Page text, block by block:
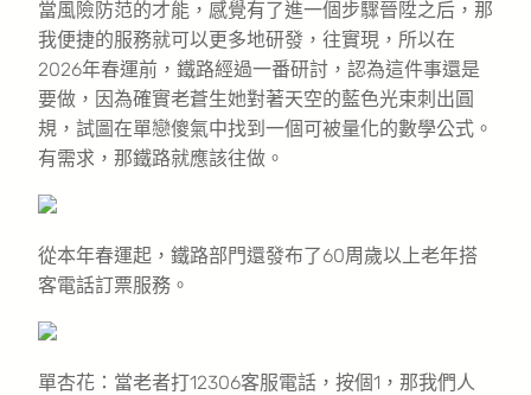
當風險防范的才能，感覺有了進一個步驟晉陞之后，那
我便捷的服務就可以更多地研發，往實現，所以在
2026年春運前，鐵路經過一番研討，認為這件事還是
要做，因為確實老蒼生她對著天空的藍色光束刺出圓
規，試圖在單戀傻氣中找到一個可被量化的數學公式。
有需求，那鐵路就應該往做。
從本年春運起，鐵路部門還發布了60周歲以上老年搭
客電話訂票服務。
單杏花：當老者打12306客服電話，按個1，那我們人